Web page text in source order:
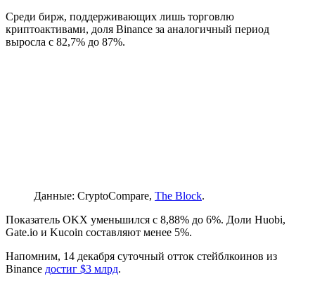
Среди бирж, поддерживающих лишь торговлю
криптоактивами, доля Binance за аналогичный период
выросла с 82,7% до 87%.
Данные: CryptoCompare, The Block.
Показатель OKX уменьшился с 8,88% до 6%. Доли Huobi,
Gate.io и Kucoin составляют менее 5%.
Напомним, 14 декабря суточный отток стейблкоинов из
Binance достиг $3 млрд.